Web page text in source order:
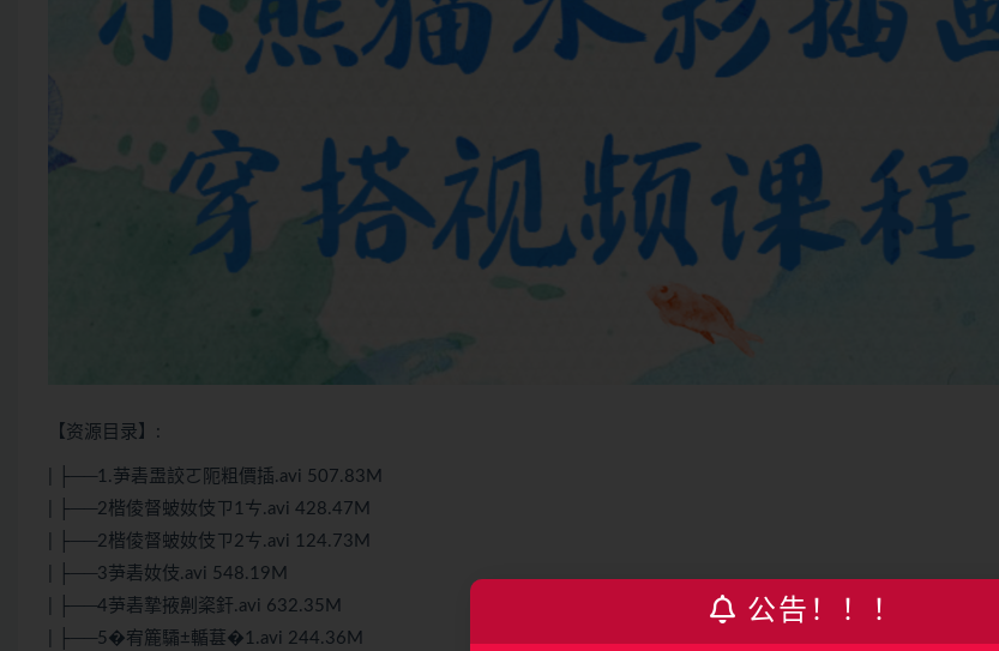
【资源目录】:
| ├──1.芛砉盄詨ㄛ阨粗價插.avi 507.83M
| ├──2楷倰督蚾奻伎ㄗ1ㄘ.avi 428.47M
| ├──2楷倰督蚾奻伎ㄗ2ㄘ.avi 124.73M
| ├──3芛砉奻伎.avi 548.19M
| ├──4芛砉摯掖劓秶釬.avi 632.35M
| ├──5�宥簏驦±輴葚�1.avi 244.36M
公告！！！